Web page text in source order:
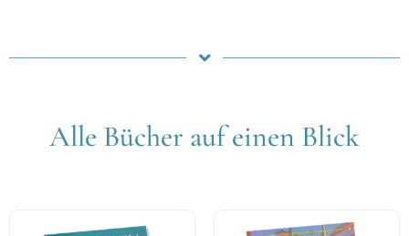
Alle Bücher auf einen Blick